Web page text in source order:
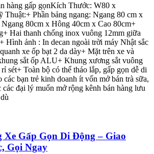
hàng gấp gọnKích Thước: W80 x
Phần bảng ngang: Ngang 80 cm x
80cm x Hông 40cm x Cao 80cm+
Hai thanh chống inox vuông 12mm giữa
Hình ảnh : In decan ngoài trời máy Nhật sắc
xe ốp bạt 2 da dày+ Mặt trên xe và
sắt ốp ALU+ Khung xương sắt vuông
sét+ Toàn bộ có thể tháo lắp, gấp gọn dễ di
bạn trẻ kinh doanh ít vốn mở bán trà sữa,
các đại lý muốn mở rộng kênh bán hàng lưu
Xe Gấp Gọn Di Động – Giao
Gọi Ngay